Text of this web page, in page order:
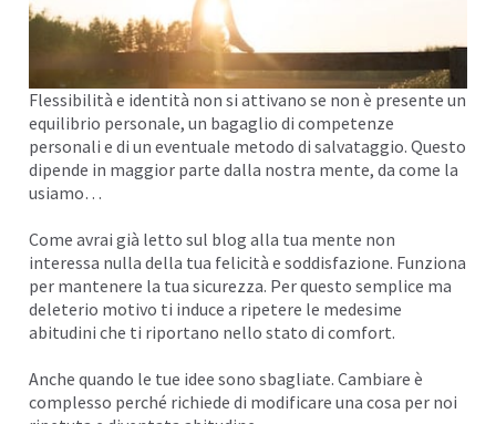
Flessibilità e identità non si attivano se non è presente un
equilibrio personale, un bagaglio di competenze
personali e di un eventuale metodo di salvataggio. Questo
dipende in maggior parte dalla nostra mente, da come la
usiamo…
Come avrai già letto sul blog alla tua mente non
interessa nulla della tua felicità e soddisfazione. Funziona
per mantenere la tua sicurezza. Per questo semplice ma
deleterio motivo ti induce a ripetere le medesime
abitudini che ti riportano nello stato di comfort.
Anche quando le tue idee sono sbagliate. Cambiare è
complesso perché richiede di modificare una cosa per noi